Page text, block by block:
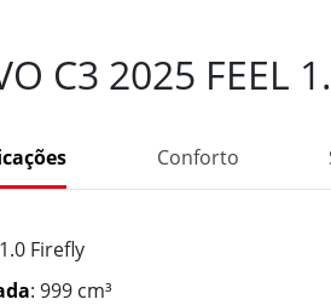
C3 2025 FEEL
Conforto
: 1.0 Firefly
: 999 cm³